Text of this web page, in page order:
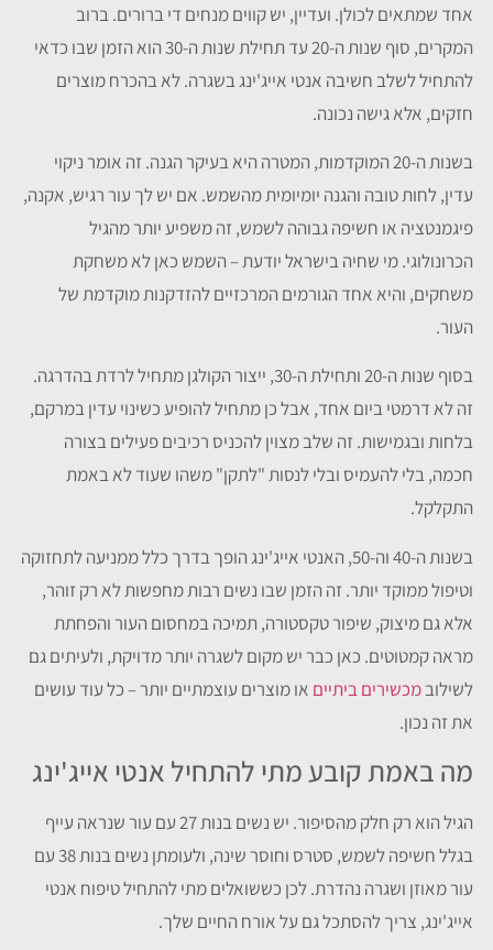
אחד שמתאים לכולן. ועדיין, יש קווים מנחים די ברורים. ברוב
המקרים, סוף שנות ה-20 עד תחילת שנות ה-30 הוא הזמן שבו כדאי
להתחיל לשלב חשיבה אנטי אייג'ינג בשגרה. לא בהכרח מוצרים
חזקים, אלא גישה נכונה.
בשנות ה-20 המוקדמות, המטרה היא בעיקר הגנה. זה אומר ניקוי
עדין, לחות טובה והגנה יומיומית מהשמש. אם יש לך עור רגיש, אקנה,
פיגמנטציה או חשיפה גבוהה לשמש, זה משפיע יותר מהגיל
הכרונולוגי. מי שחיה בישראל יודעת – השמש כאן לא משחקת
משחקים, והיא אחד הגורמים המרכזיים להזדקנות מוקדמת של
העור.
בסוף שנות ה-20 ותחילת ה-30, ייצור הקולגן מתחיל לרדת בהדרגה.
זה לא דרמטי ביום אחד, אבל כן מתחיל להופיע כשינוי עדין במרקם,
בלחות ובגמישות. זה שלב מצוין להכניס רכיבים פעילים בצורה
חכמה, בלי להעמיס ובלי לנסות "לתקן" משהו שעוד לא באמת
התקלקל.
בשנות ה-40 וה-50, האנטי אייג'ינג הופך בדרך כלל ממניעה לתחזוקה
וטיפול ממוקד יותר. זה הזמן שבו נשים רבות מחפשות לא רק זוהר,
אלא גם מיצוק, שיפור טקסטורה, תמיכה במחסום העור והפחתת
מראה קמטוטים. כאן כבר יש מקום לשגרה יותר מדויקת, ולעיתים גם
לשילובמכשירים ביתיים או מוצרים עוצמתיים יותר – כל עוד עושים
את זה נכון.
מה באמת קובע מתי להתחיל אנטי אייג'ינג
הגיל הוא רק חלק מהסיפור. יש נשים בנות 27 עם עור שנראה עייף
בגלל חשיפה לשמש, סטרס וחוסר שינה, ולעומתן נשים בנות 38 עם
עור מאוזן ושגרה נהדרת. לכן כששואלים מתי להתחיל טיפוח אנטי
אייג'ינג, צריך להסתכל גם על אורח החיים שלך.